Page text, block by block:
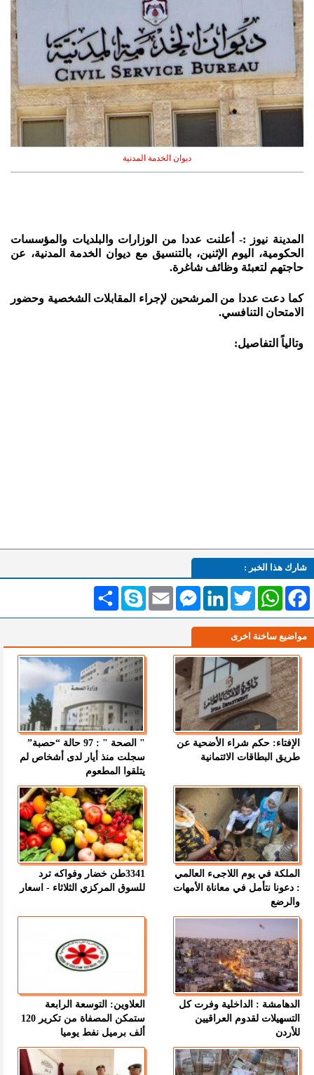
ديوان الخدمة المدنية
المدينة نيوز :- أعلنت عددا من الوزارات والبلديات والمؤسسات
الحكومية، اليوم الإثنين، بالتنسيق مع ديوان الخدمة المدنية، عن
حاجتهم لتعبئة وظائف شاغرة.
كما دعت عددا من المرشحين لإجراء المقابلات الشخصية وحضور
الامتحان التنافسي.
وتالياً التفاصيل:
شارك هذا الخبر :
انشر Skype Email
MessengerLinkedInTwitterWhatsAppFacebook
مواضيع ساخنة اخرى
الإفتاء: حكم شراء الأضحية عن
طريق البطاقات الائتمانية
" الصحة " : 97 حالة “حصبة”
سجلت منذ أيار لدى أشخاص لم
يتلقوا المطعوم
الملكة في يوم اللاجىء العالمي
: دعونا نتأمل في معاناة الأمهات
والرضع
3341طن خضار وفواكه ترد
للسوق المركزي الثلاثاء - اسعار
الدهامشة : الداخلية وفرت كل
التسهيلات لقدوم العراقيين
للأردن
العلاوين: التوسعة الرابعة
ستمكن المصفاة من تكرير 120
ألف برميل نفط يوميا